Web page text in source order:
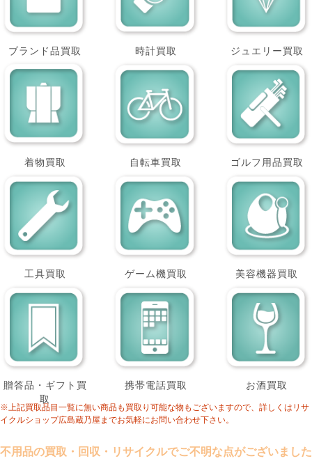
ブランド品買取 時計買取 ジュエリー買取
着物買取 自転車買取 ゴルフ用品買取
工具買取 ゲーム機買取 美容機器買取
贈答品・ギフト買
取
携帯電話買取 お酒買取
※上記買取品目一覧に無い商品も買取り可能な物もございますので、詳しくはリサ
イクルショップ広島蔵乃屋までお気軽にお問い合わせ下さい。
不用品の買取・回収・リサイクルでご不明な点がございました